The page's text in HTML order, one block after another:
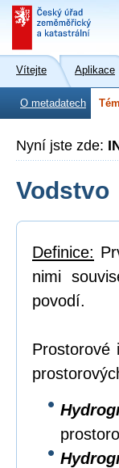
Vítejte Aplikace
O metadatech
Nyní jste zde:
Vodstvo
Definice:
nimi
povodí.
Prostorové